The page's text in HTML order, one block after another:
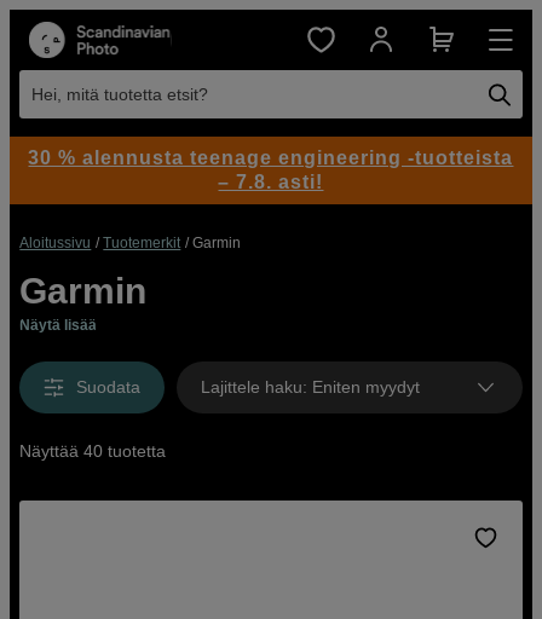
Hei, mitä tuotetta etsit?
Aloitussivu Tuotemerkit Garmin
Garmin
Näytä lisää
Suodata Lajittele haku: Eniten myydyt
Näyttää 40 tuotetta
30 % alennusta teenage engineering -tuotteista
– 7.8. asti!